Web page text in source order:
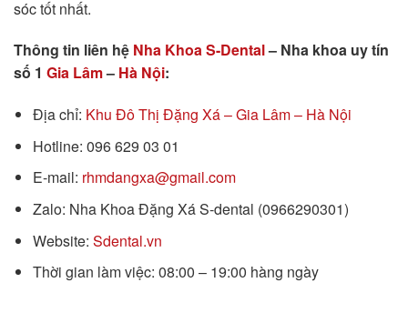
sóc tốt nhất.
Thông tin liên hệ Nha Khoa S-Dental– Nha khoa uy tín
số 1 Gia Lâm– Hà Nội:
Địa chỉ: Khu Đô Thị Đặng Xá – Gia Lâm – Hà Nội
Hotline: 096 629 03 01
E-mail: rhmdangxa@gmail.com
Zalo: Nha Khoa Đặng Xá S-dental (0966290301)
Website: Sdental.vn
Thời gian làm việc: 08:00 – 19:00 hàng ngày